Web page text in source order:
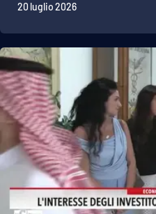
20 luglio 2026